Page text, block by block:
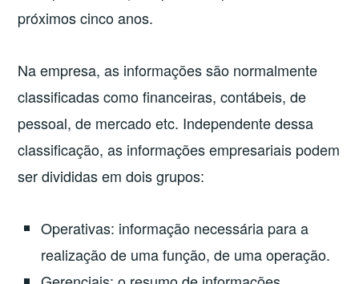
próximos cinco anos.
Na empresa, as informações são normalmente
classificadas como financeiras, contábeis, de
pessoal, de mercado etc. Independente dessa
classificação, as informações empresariais podem
ser divididas em dois grupos:
Operativas: informação necessária para a
realização de uma função, de uma operação.